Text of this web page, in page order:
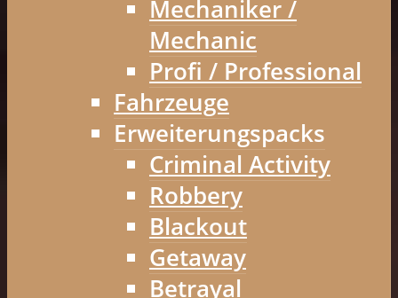
Mechaniker /
Mechanic
Profi / Professional
Fahrzeuge
Erweiterungspacks
Criminal Activity
Robbery
Blackout
Getaway
Betrayal